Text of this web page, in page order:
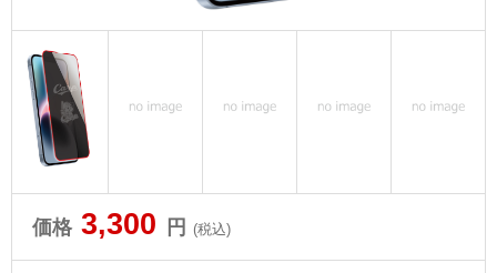
価格 3,300 円 (税込)